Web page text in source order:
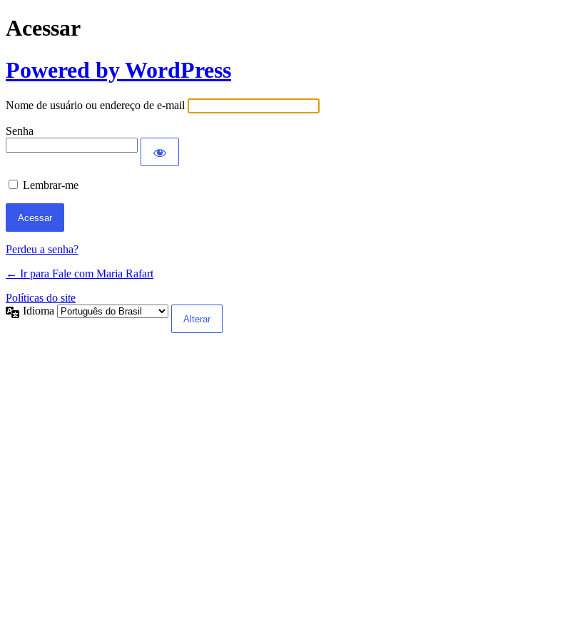
Acessar
Powered by WordPress
Nome de usuário ou endereço de e-mail
Senha
Lembrar-me
Perdeu a senha?
← Ir para Fale com Maria Rafart
Políticas do site
Idioma